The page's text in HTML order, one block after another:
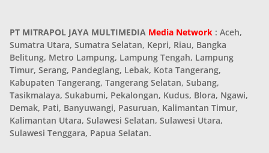
PT MITRAPOL JAYA MULTIMEDIA Media Network : Aceh,
Sumatra Utara, Sumatra Selatan, Kepri, Riau, Bangka
Belitung, Metro Lampung, Lampung Tengah, Lampung
Timur, Serang, Pandeglang, Lebak, Kota Tangerang,
Kabupaten Tangerang, Tangerang Selatan, Subang,
Tasikmalaya, Sukabumi, Pekalongan, Kudus, Blora, Ngawi,
Demak, Pati, Banyuwangi, Pasuruan, Kalimantan Timur,
Kalimantan Utara, Sulawesi Selatan, Sulawesi Utara,
Sulawesi Tenggara, Papua Selatan.